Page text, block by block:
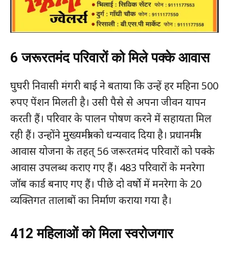
6 जरूरतमंद परिवारों को मिले पक्के आवास
घुघरी निवासी मंगरी बाई ने बताया कि उन्हें हर महिना 500
रुपए पेंशन मिलती है। उसी पैसे से अपना जीवन यापन
करती हैं। परिवार के पालन पोषण करने में सहायता मिल
रही हैं। उन्होंने मुख्यमंत्री को धन्यवाद दिया है। प्रधानमंत्री
आवास योजना के तहत् 56 जरूरतमंद परिवारों को पक्के
आवास उपलब्ध कराए गए हैं। 483 परिवारों के मनरेगा
जॉब कार्ड बनाए गए हैं। पीछे दो वर्षाे में मनरेगा के 20
व्यक्तिगत तालाबों का निर्माण कराया गया है।
412 महिलाओं को मिला स्वरोजगार